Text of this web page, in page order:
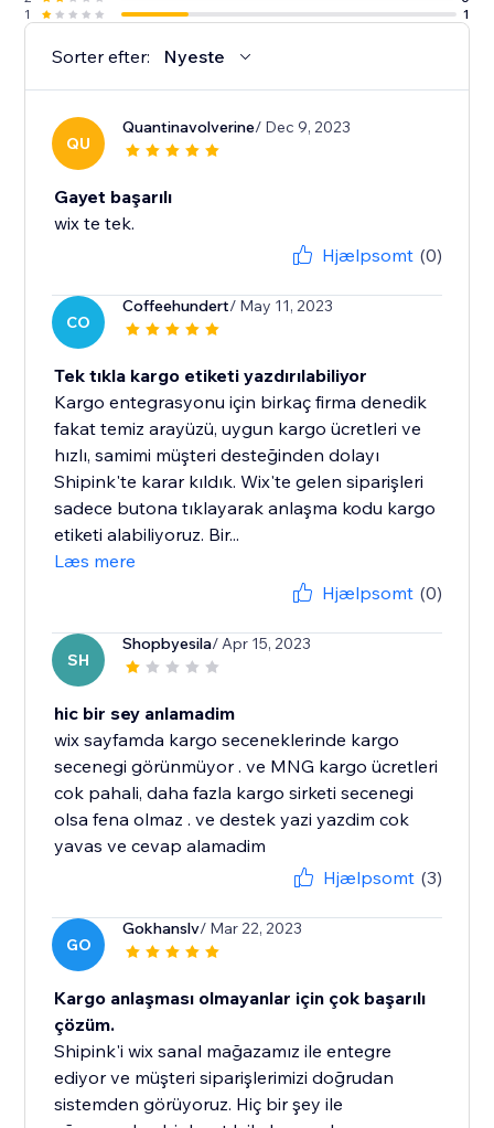
1
1
Sorter efter: Nyeste
QU
Quantinavolverine/ Dec 9, 2023
Gayet başarılı
wix te tek.
Hjælpsomt (0)
CO
Coffeehundert/ May 11, 2023
Tek tıkla kargo etiketi yazdırılabiliyor
Kargo entegrasyonu için birkaç firma denedik
fakat temiz arayüzü, uygun kargo ücretleri ve
hızlı, samimi müşteri desteğinden dolayı
Shipink'te karar kıldık. Wix'te gelen siparişleri
sadece butona tıklayarak anlaşma kodu kargo
etiketi alabiliyoruz. Bir...
Læs mere
Hjælpsomt (0)
SH
Shopbyesila/ Apr 15, 2023
hic bir sey anlamadim
wix sayfamda kargo seceneklerinde kargo
secenegi görünmüyor . ve MNG kargo ücretleri
cok pahali, daha fazla kargo sirketi secenegi
olsa fena olmaz . ve destek yazi yazdim cok
yavas ve cevap alamadim
Hjælpsomt (3)
GO
Gokhanslv/ Mar 22, 2023
Kargo anlaşması olmayanlar için çok başarılı
çözüm.
Shipink'i wix sanal mağazamız ile entegre
ediyor ve müşteri siparişlerimizi doğrudan
sistemden görüyoruz. Hiç bir şey ile